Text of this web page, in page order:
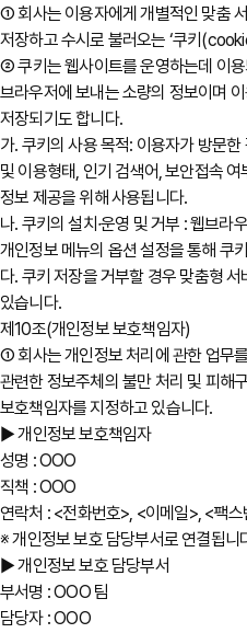
① 회사는 이용자에게 개별적인 맞춤
저장하고 수시로 불러오는 ‘쿠키
② 쿠키는 웹사이트를 운영하는데 이
브라우저에 보내는 소량의 정보이며
저장되기도 합니다.
가. 쿠키의 사용 목적: 이용자가 방문
및 이용형태, 인기 검색어, 보안접속
정보 제공을 위해 사용됩니다.
나. 쿠키의 설치∙운영 및 거부 : 웹브라
개인정보 메뉴의 옵션 설정을 통해 쿠
다. 쿠키 저장을 거부할 경우 맞춤형
있습니다.
제10조(개인정보 보호책임자)
① 회사는 개인정보 처리에 관한 업무
관련한 정보주체의 불만 처리 및 피해
보호책임자를 지정하고 있습니다.
▶ 개인정보 보호책임자
성명 : OOO
직책 : OOO
연락처 : <전화번호>, <이메일>, <팩스
※ 개인정보 보호 담당부서로 연결됩니
▶ 개인정보 보호 담당부서
부서명 : OOO 팀
담당자 : OOO